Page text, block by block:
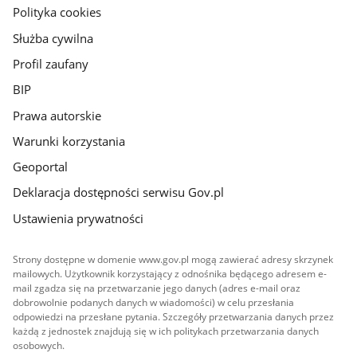
gov.pl
Polityka cookies
Służba cywilna
Profil zaufany
BIP
Prawa autorskie
Warunki korzystania
Geoportal
Deklaracja dostępności serwisu Gov.pl
Ustawienia prywatności
Strony dostępne w domenie www.gov.pl mogą zawierać adresy skrzynek
mailowych. Użytkownik korzystający z odnośnika będącego adresem e-
mail zgadza się na przetwarzanie jego danych (adres e-mail oraz
dobrowolnie podanych danych w wiadomości) w celu przesłania
odpowiedzi na przesłane pytania. Szczegóły przetwarzania danych przez
każdą z jednostek znajdują się w ich politykach przetwarzania danych
osobowych.